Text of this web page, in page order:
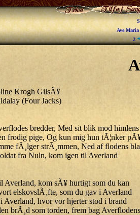
Ave Maria
2
Krogh GilsÃ¥
(Four Jacks)
bredder, Med sit blik mod
frodig pige, Og kun mig hun tÃ¦nker
fÃ¸lger strÃ¸mmen, Ned af flodens
fra Nuln, kom igen til Averland
Averland, kom sÃ¥ hurtigt som du kan
elskovslÃ¸fte, som du gav i Averland
Averland, hvor vor hjerter stod i brand
brÃ¸d som torden, frem bag